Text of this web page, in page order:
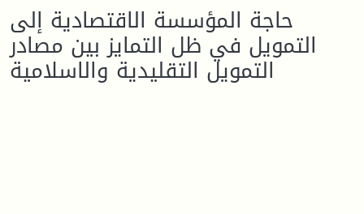
حاجة المؤسسة الاقتصادية إلى
التمويل في ظل التمايز بين مصادر
التمويل التقليدية والاسلامية